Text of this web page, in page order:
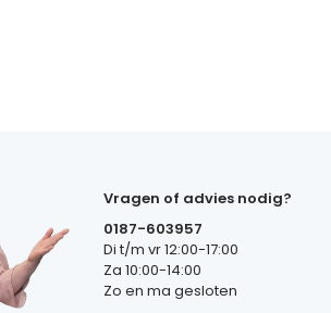
Vragen of advies nodig?
0187-603957
Di t/m vr 12:00-17:00
Za 10:00-14:00
Zo en ma gesloten